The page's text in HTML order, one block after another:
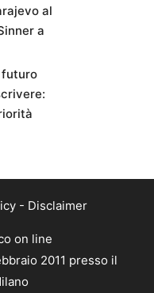
al
a
futuro
- Disclaimer
on line
2011 presso il